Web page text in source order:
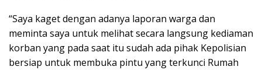
“Saya kaget dengan adanya laporan warga dan
meminta saya untuk melihat secara langsung kediaman
korban yang pada saat itu sudah ada pihak Kepolisian
bersiap untuk membuka pintu yang terkunci Rumah